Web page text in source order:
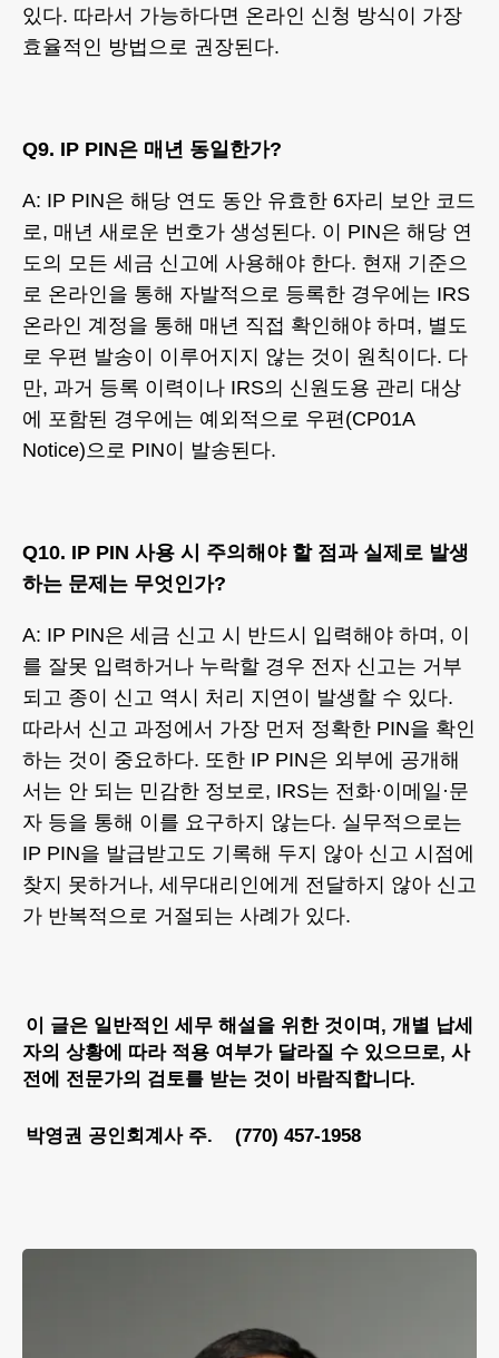
있다. 따라서 가능하다면 온라인 신청 방식이 가장
효율적인 방법으로 권장된다.
Q9. IP PIN은 매년 동일한가?
A: IP PIN은 해당 연도 동안 유효한 6자리 보안 코드
로, 매년 새로운 번호가 생성된다. 이 PIN은 해당 연
도의 모든 세금 신고에 사용해야 한다. 현재 기준으
로 온라인을 통해 자발적으로 등록한 경우에는 IRS
온라인 계정을 통해 매년 직접 확인해야 하며, 별도
로 우편 발송이 이루어지지 않는 것이 원칙이다. 다
만, 과거 등록 이력이나 IRS의 신원도용 관리 대상
에 포함된 경우에는 예외적으로 우편(CP01A
Notice)으로 PIN이 발송된다.
Q10. IP PIN 사용 시 주의해야 할 점과 실제로 발생
하는 문제는 무엇인가?
A: IP PIN은 세금 신고 시 반드시 입력해야 하며, 이
를 잘못 입력하거나 누락할 경우 전자 신고는 거부
되고 종이 신고 역시 처리 지연이 발생할 수 있다.
따라서 신고 과정에서 가장 먼저 정확한 PIN을 확인
하는 것이 중요하다. 또한 IP PIN은 외부에 공개해
서는 안 되는 민감한 정보로, IRS는 전화·이메일·문
자 등을 통해 이를 요구하지 않는다. 실무적으로는
IP PIN을 발급받고도 기록해 두지 않아 신고 시점에
찾지 못하거나, 세무대리인에게 전달하지 않아 신고
가 반복적으로 거절되는 사례가 있다.
이 글은 일반적인 세무 해설을 위한 것이며, 개별 납세
자의 상황에 따라 적용 여부가 달라질 수 있으므로, 사
전에 전문가의 검토를 받는 것이 바람직합니다.
박영권 공인회계사 주. (770) 457-1958